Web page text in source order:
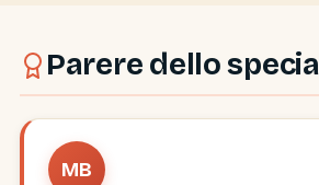
Parere dello
MB